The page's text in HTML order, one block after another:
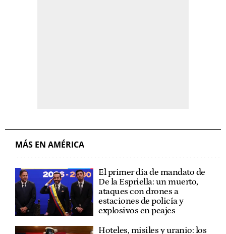
MÁS EN AMÉRICA
El primer día de mandato de
De la Espriella: un muerto,
ataques con drones a
estaciones de policía y
explosivos en peajes
Hoteles, misiles y uranio: los